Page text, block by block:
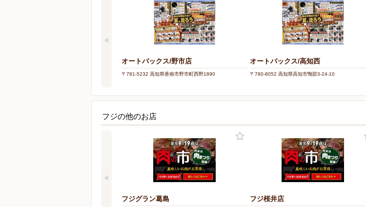
オートバックス/野市店
〒781-5232 高知県香南市野市町西野1890
オートバックス/高知西
〒780-8052 高知県高知市鴨部3-24-10
フジの他のお店
フジグラン葛島 フジ桜井店